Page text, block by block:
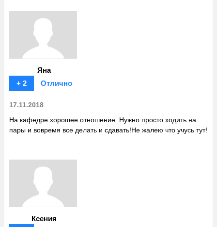
Яна
+ 2
Отлично
17.11.2018
На кафедре хорошее отношение. Нужно просто ходить на
пары и вовремя все делать и сдавать!Не жалею что учусь тут!
Ксения